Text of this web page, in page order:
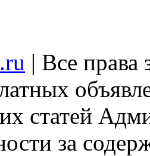
| Все
статей
за